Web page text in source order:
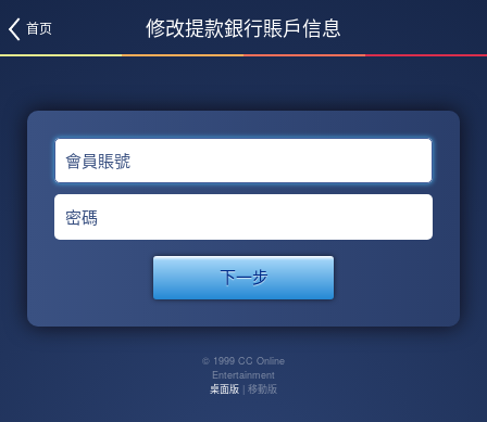
首页 修改提款銀行賬戶信息
會員賬號
密碼
© 1999 CC Online
Entertainment
桌面版 | 移動版